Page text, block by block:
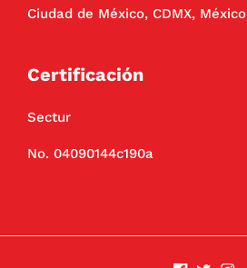
Ciudad de México, CDMX, México
Certificación
Sectur
No. 04090144c190a